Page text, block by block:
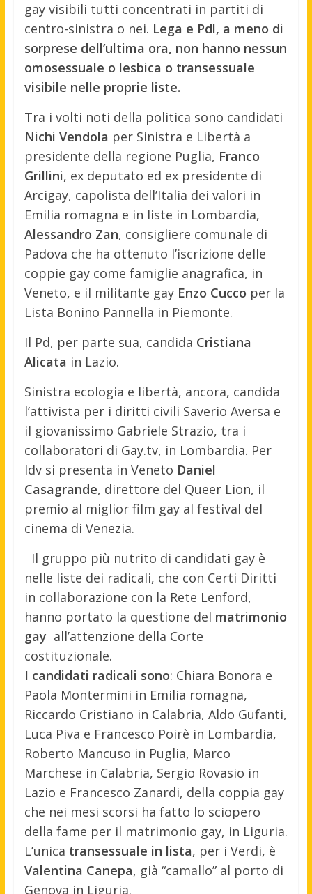
gay visibili tutti concentrati in partiti di
centro-sinistra o nei. Lega e Pdl, a meno di
sorprese dell’ultima ora, non hanno nessun
omosessuale o lesbica o transessuale
visibile nelle proprie liste.
Tra i volti noti della politica sono candidati
Nichi Vendola per Sinistra e Libertà a
presidente della regione Puglia, Franco
Grillini, ex deputato ed ex presidente di
Arcigay, capolista dell’Italia dei valori in
Emilia romagna e in liste in Lombardia,
Alessandro Zan, consigliere comunale di
Padova che ha ottenuto l’iscrizione delle
coppie gay come famiglie anagrafica, in
Veneto, e il militante gay Enzo Cucco per la
Lista Bonino Pannella in Piemonte.
Il Pd, per parte sua, candida Cristiana
Alicata in Lazio.
Sinistra ecologia e libertà, ancora, candida
l’attivista per i diritti civili Saverio Aversa e
il giovanissimo Gabriele Strazio, tra i
collaboratori di Gay.tv, in Lombardia. Per
Idv si presenta in Veneto Daniel
Casagrande, direttore del Queer Lion, il
premio al miglior film gay al festival del
cinema di Venezia.
Il gruppo più nutrito di candidati gay è
nelle liste dei radicali, che con Certi Diritti
in collaborazione con la Rete Lenford,
hanno portato la questione del matrimonio
gay all’attenzione della Corte
costituzionale.
I candidati radicali sono: Chiara Bonora e
Paola Montermini in Emilia romagna,
Riccardo Cristiano in Calabria, Aldo Gufanti,
Luca Piva e Francesco Poirè in Lombardia,
Roberto Mancuso in Puglia, Marco
Marchese in Calabria, Sergio Rovasio in
Lazio e Francesco Zanardi, della coppia gay
che nei mesi scorsi ha fatto lo sciopero
della fame per il matrimonio gay, in Liguria.
L’unica transessuale in lista, per i Verdi, è
Valentina Canepa, già “camallo” al porto di
Genova in Liguria.